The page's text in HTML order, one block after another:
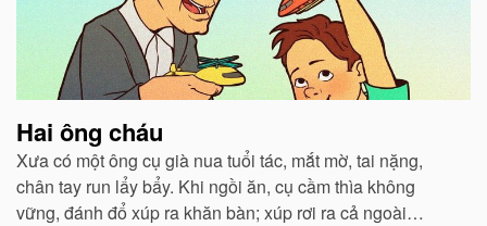
Hai ông cháu
Xưa có một ông cụ già nua tuổi tác, mắt mờ, tai nặng,
chân tay run lẩy bẩy. Khi ngồi ăn, cụ cầm thìa không
vững, đánh đổ xúp ra khăn bàn; xúp rơi ra cả ngoài